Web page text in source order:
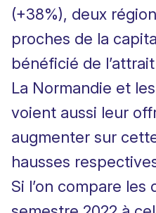
(+38%), deux
proches de la
bénéficié de
La Normandie et
voient aussi leur
augmenter sur
hausses
Si l’on compare